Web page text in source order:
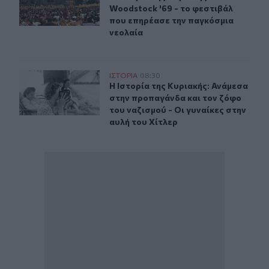
Woodstock '69 - το φεστιβάλ
που επηρέασε την παγκόσμια
νεολαία
Η Ιστορία της Κυριακής: Ανάμεσα στην προπαγάνδα
ΙΣΤΟΡΙΑ 08:30
Η Ιστορία της Κυριακής: Ανάμεσα
Η Ιστορία της Κυριακής: Ανάμεσα
στην προπαγάνδα και τον ζόφο
του ναζισμού - Οι γυναίκες στην
αυλή του Χίτλερ